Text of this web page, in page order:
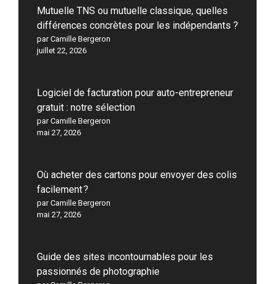
Mutuelle TNS ou mutuelle classique, quelles
différences concrètes pour les indépendants ?
par Camille Bergeron
juillet 22, 2026
Logiciel de facturation pour auto-entrepreneur
gratuit : notre sélection
par Camille Bergeron
mai 27, 2026
Où acheter des cartons pour envoyer des colis
facilement ?
par Camille Bergeron
mai 27, 2026
Guide des sites incontournables pour les
passionnés de photographie